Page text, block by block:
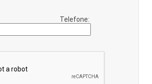
Telefone: